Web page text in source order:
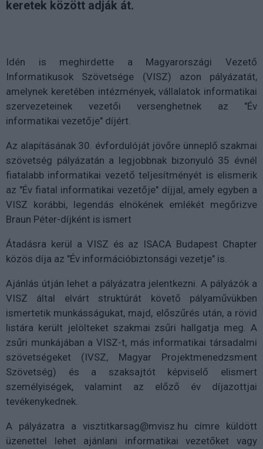
keretek között adják át.
Idén is meghirdette a Magyarországi Vezető
Informatikusok Szövetsége (VISZ) azon pályázatát,
amelynek keretében intézmények, vállalatok informatikai
szervezeteinek vezetői versenghetnek az "Év
informatikai vezetője" díjért.
Az alapításának 30. évfordulóját jövőre ünneplő szakmai
szövetség pályázatán a legjobbnak bizonyuló 35 évnél
fiatalabb informatikai vezető teljesítményét is elismerik
az "Év fiatal informatikai vezetője" díjjal, amely egyben a
VISZ korábbi, legendás elnökének emlékét megőrizve
Braun Péter-díjként is ismert
Átadásra kerül a VISZ és az ISACA Budapest Chapter
közös díja az "Év információbiztonsági vezetje" is.
Ajánlás útján lehet a pályázatra jelentkezni. A pályázók a
VISZ által elvárt struktúrát követő pályaművükben
ismertetik munkásságukat, majd, előszűrés után, a rövid
listára került jelölteket szakmai zsűri hallgatja meg. A
zsűri munkájában a VISZ-t, más informatikai társadalmi
szövetségeket (IVSZ, Magyar Projektmenedzsment
Szövetség) és a szaksajtót képviselő elismert
személyiségek, valamint az előző év díjazottjai
tevékenykednek.
A pályázatra a visztitkarsag@mvisz.hu címre küldött
üzenettel lehet ajánlani informatikai vezetőket vagy